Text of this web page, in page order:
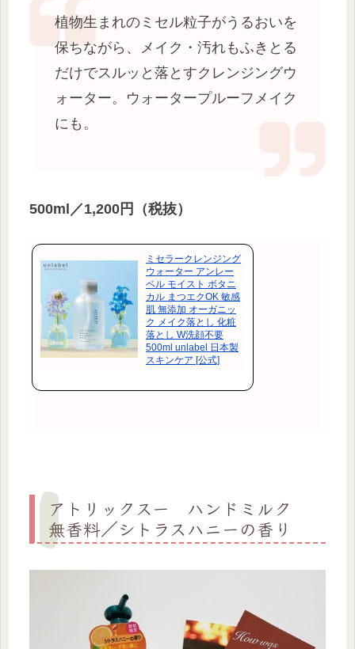
植物生まれのミセル粒子がうるおいを
保ちながら、メイク・汚れもふきとる
だけでスルッと落とすクレンジングウ
ォーター。ウォータープルーフメイク
にも。
500ml／1,200円（税抜）
ミセラークレンジング
ウォーター アンレー
ベル モイスト ボタニ
カル まつエクOK 敏感
肌 無添加 オーガニッ
ク メイク落とし 化粧
落とし W洗顔不要
500ml unlabel 日本製
スキンケア [公式]
アトリックスー ハンドミルク
無香料／シトラスハニーの香り